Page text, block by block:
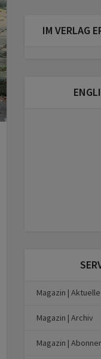
IM VERLAG
Magazin |
Magazin | Archiv
Magazin |